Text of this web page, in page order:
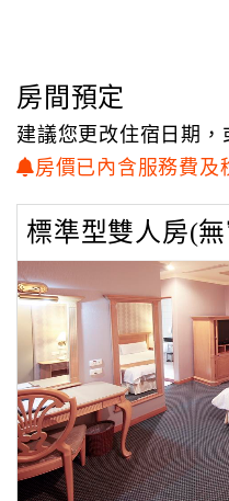
單
理
會
員
帳
戶
客
服
聯
絡
單
房間預定
建議您更改住宿日期，
房價已內含服務費及
標準型雙人房(